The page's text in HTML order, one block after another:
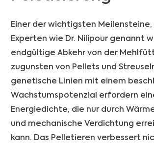
Einer der wichtigsten Meilensteine,
Experten wie Dr. Nilipour genannt
endgültige Abkehr von der
zugunsten von Pellets und
genetische Linien mit einem
Wachstumspotenzial erfordern
Energiedichte, die nur durch
und mechanische Verdichtung
kann. Das Pelletieren verbessert